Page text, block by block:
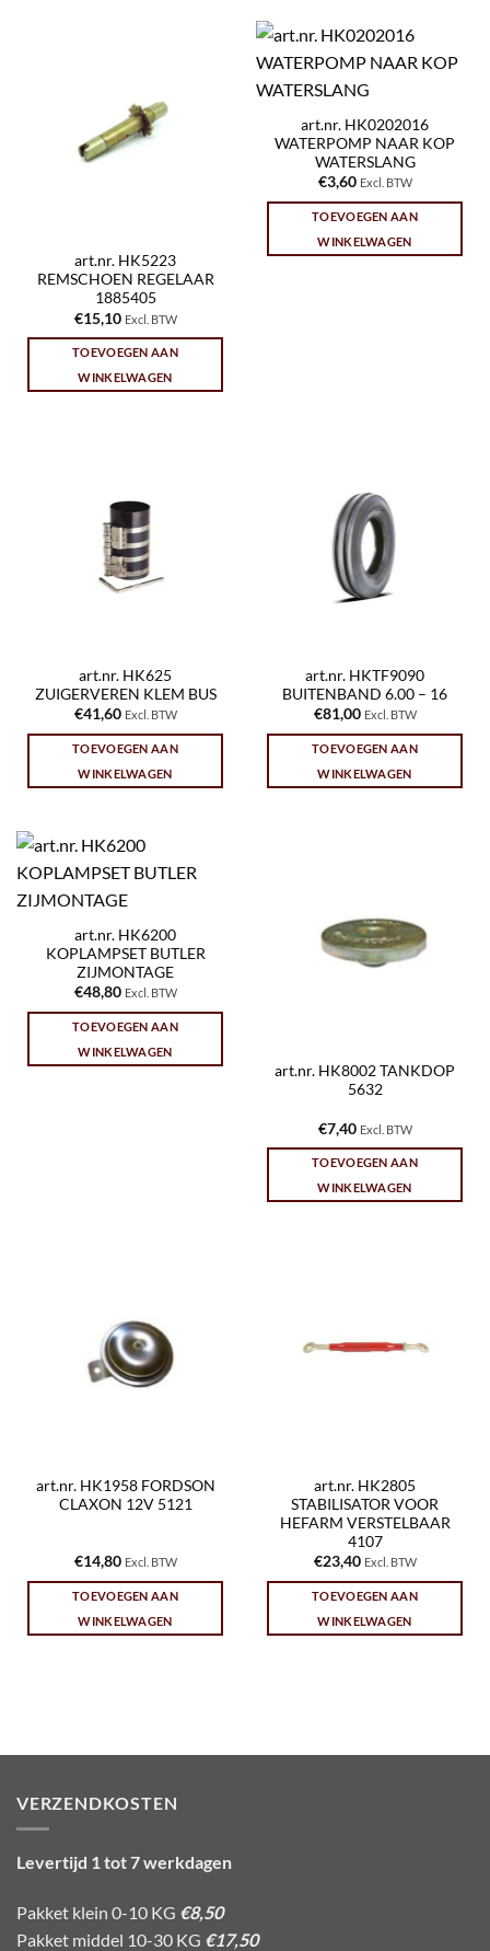
art.nr. HK5223
REMSCHOEN REGELAAR
1885405
€15,10 Excl. BTW
TOEVOEGEN AAN
WINKELWAGEN
art.nr. HK0202016
WATERPOMP NAAR KOP
WATERSLANG
€3,60 Excl. BTW
TOEVOEGEN AAN
WINKELWAGEN
art.nr. HK625
ZUIGERVEREN KLEM BUS
€41,60 Excl. BTW
TOEVOEGEN AAN
WINKELWAGEN
art.nr. HKTF9090
BUITENBAND 6.00 – 16
€81,00 Excl. BTW
TOEVOEGEN AAN
WINKELWAGEN
art.nr. HK6200
KOPLAMPSET BUTLER
ZIJMONTAGE
€48,80 Excl. BTW
TOEVOEGEN AAN
WINKELWAGEN
art.nr. HK8002 TANKDOP
5632
€7,40 Excl. BTW
TOEVOEGEN AAN
WINKELWAGEN
art.nr. HK1958 FORDSON
CLAXON 12V 5121
€14,80 Excl. BTW
TOEVOEGEN AAN
WINKELWAGEN
art.nr. HK2805
STABILISATOR VOOR
HEFARM VERSTELBAAR
4107
€23,40 Excl. BTW
TOEVOEGEN AAN
WINKELWAGEN
VERZENDKOSTEN
Levertijd 1 tot 7 werkdagen
Pakket klein 0-10 KG €8,50
Pakket middel 10-30 KG €17,50